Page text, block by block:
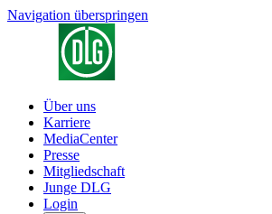
Navigation überspringen
Über uns
Karriere
MediaCenter
Presse
Mitgliedschaft
Junge DLG
Login